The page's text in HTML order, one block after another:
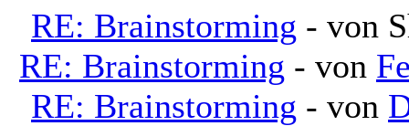
RE: Brainstorming - von
RE: Brainstorming - von
RE: Brainstorming - von